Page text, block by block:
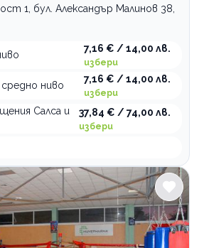
1, бул. Александър Малинов 38,
7,16 € / 14,00 лв.
избери
ниво
7,16 € / 14,00 лв.
избери
Салса и
37,84 € / 74,00 лв.
избери